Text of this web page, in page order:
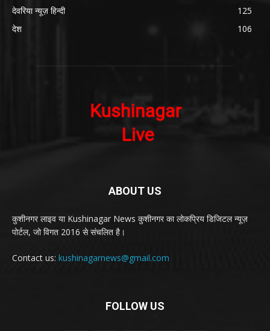
देवरिया न्यूज़ हिन्दी
125
देश
106
ABOUT US
कुशीनगर लाइव या Kushinagar News कुशीनगर का लोकप्रिय डिजिटल न्यूज़
पोर्टल, जो विगत 2016 से संचलित है।
Contact us: kushinagarnews@gmail.com
FOLLOW US